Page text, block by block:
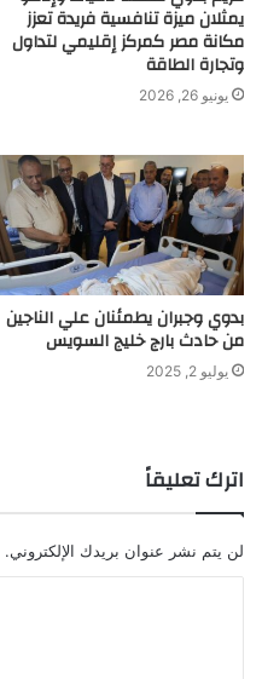
يمثلان ميزة تنافسية فريدة تعزز
مكانة مصر كمركز إقليمي لتداول
وتجارة الطاقة
يونيو 26, 2026
بدوي وجبران يطمئنان علي الناجين
من حادث بارج خليج السويس
يوليو 2, 2025
اترك تعليقاً
لن يتم نشر عنوان بريدك الإلكتروني.